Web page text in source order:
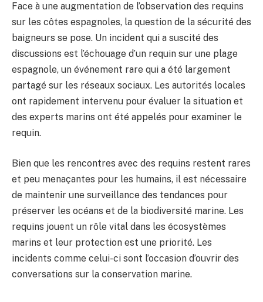
Face à une augmentation de l’observation des requins
sur les côtes espagnoles, la question de la sécurité des
baigneurs se pose. Un incident qui a suscité des
discussions est l’échouage d’un requin sur une plage
espagnole, un événement rare qui a été largement
partagé sur les réseaux sociaux. Les autorités locales
ont rapidement intervenu pour évaluer la situation et
des experts marins ont été appelés pour examiner le
requin.
Bien que les rencontres avec des requins restent rares
et peu menaçantes pour les humains, il est nécessaire
de maintenir une surveillance des tendances pour
préserver les océans et de la biodiversité marine. Les
requins jouent un rôle vital dans les écosystèmes
marins et leur protection est une priorité. Les
incidents comme celui-ci sont l’occasion d’ouvrir des
conversations sur la conservation marine.